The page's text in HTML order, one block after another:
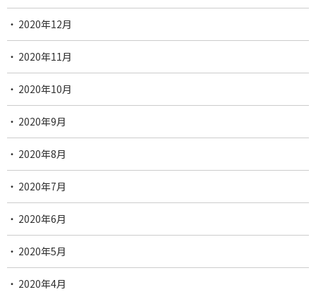
2020年12月
2020年11月
2020年10月
2020年9月
2020年8月
2020年7月
2020年6月
2020年5月
2020年4月